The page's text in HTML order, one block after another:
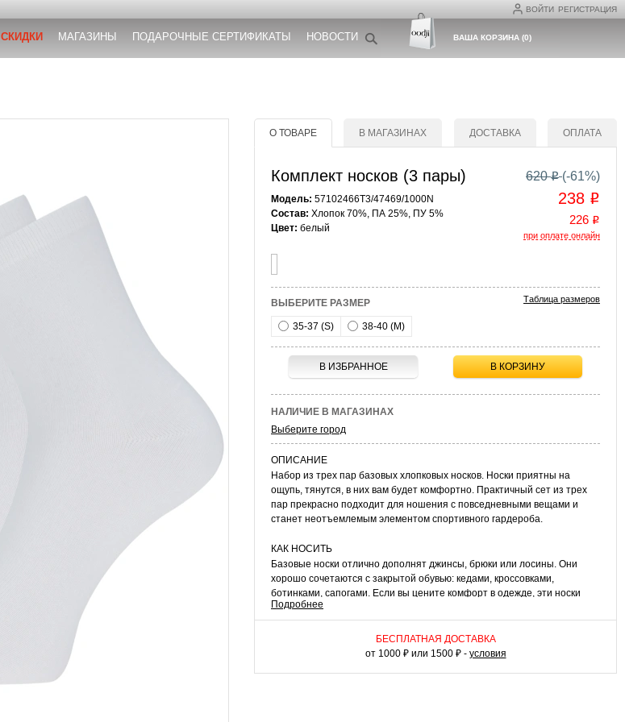
ВОЙТИ РЕГИСТРАЦИЯ
СКИДКИ МАГАЗИНЫ ПОДАРОЧНЫЕ СЕРТИФИКАТЫ НОВОСТИ ВАША КОРЗИНА(0)
О ТОВАРЕ В МАГАЗИНАХ ДОСТАВКА ОПЛАТА
Комплект носков (3 пары)
Модель: 57102466T3/47469/1000N
Состав: Хлопок 70%, ПА 25%, ПУ 5%
Цвет: белый
620o (-61%)
238 o
226 o
при оплате онлайн
ВЫБЕРИТЕ РАЗМЕР Таблица размеров
35-37 (S) 38-40 (M)
В ИЗБРАННОЕ В КОРЗИНУ
НАЛИЧИЕ В МАГАЗИНАХ
Выберите город
ОПИСАНИЕ
Набор из трех пар базовых хлопковых носков. Носки приятны на
ощупь, тянутся, в них вам будет комфортно. Практичный сет из трех
пар прекрасно подходит для ношения с повседневными вещами и
станет неотъемлемым элементом спортивного гардероба.
КАК НОСИТЬ
Базовые носки отлично дополнят джинсы, брюки или лосины. Они
хорошо сочетаются с закрытой обувью: кедами, кроссовками,
ботинками, сапогами. Если вы цените комфорт в одежде, эти носки
займут особое место в вашем повседневном гардеробе.
Подробнее
БЕСПЛАТНАЯ ДОСТАВКА
от 1000 ₽ или 1500 ₽ - условия